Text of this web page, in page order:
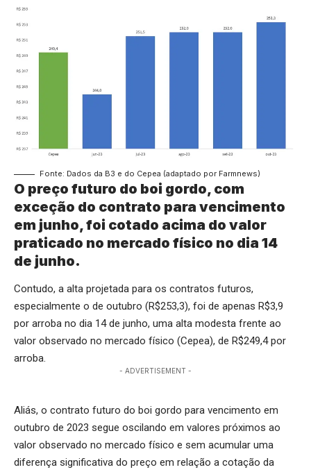
Fonte: Dados da B3 e do Cepea (adaptado por Farmnews)
O preço futuro do boi gordo, com
exceção do contrato para vencimento
em junho, foi cotado acima do valor
praticado no mercado físico no dia 14
de junho.
Contudo, a alta projetada para os contratos futuros,
especialmente o de outubro (R$253,3), foi de apenas R$3,9
por arroba no dia 14 de junho, uma alta modesta frente ao
valor observado no mercado físico (Cepea), de R$249,4 por
arroba.
- ADVERTISEMENT -
Aliás, o contrato futuro do boi gordo para vencimento em
outubro de 2023 segue oscilando em valores próximos ao
valor observado no mercado físico e sem acumular uma
diferença significativa do preço em relação a cotação da